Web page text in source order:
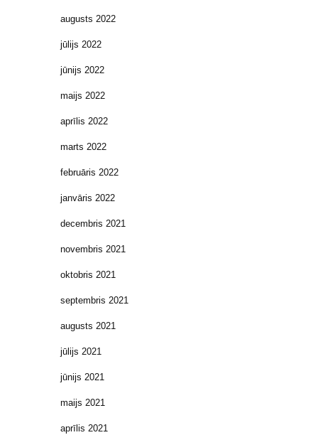
augusts 2022
jūlijs 2022
jūnijs 2022
maijs 2022
aprīlis 2022
marts 2022
februāris 2022
janvāris 2022
decembris 2021
novembris 2021
oktobris 2021
septembris 2021
augusts 2021
jūlijs 2021
jūnijs 2021
maijs 2021
aprīlis 2021